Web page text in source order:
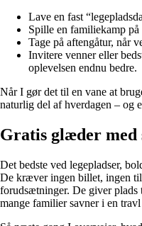
Lave en fast
Spille en familiekamp
Tage på aftengåtur, når
Invitere venner eller
oplevelsen endnu bedre.
Når I gør det til en vane at
naturlig del af hverdagen – og
Gratis glæder
Det bedste ved legepladser,
De kræver ingen billet, ingen
forudsætninger. De giver
mange familier savner i en